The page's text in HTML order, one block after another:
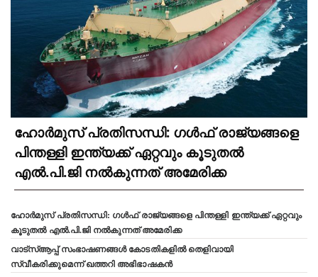
ഹോർമുസ് പ്രതിസന്ധി: ഗൾഫ് രാജ്യങ്ങളെ
പിന്തള്ളി ഇന്ത്യക്ക് ഏറ്റവും കൂടുതൽ
എൽ.പി.ജി നൽകുന്നത് അമേരിക്ക
ഹോർമുസ് പ്രതിസന്ധി: ഗൾഫ് രാജ്യങ്ങളെ പിന്തള്ളി ഇന്ത്യക്ക് ഏറ്റവും
കൂടുതൽ എൽ.പി.ജി നൽകുന്നത് അമേരിക്ക
വാട്‌സ്ആപ്പ് സംഭാഷണങ്ങൾ കോടതികളിൽ തെളിവായി
സ്വീകരിക്കുമെന്ന് ഖത്തറി അഭിഭാഷകൻ